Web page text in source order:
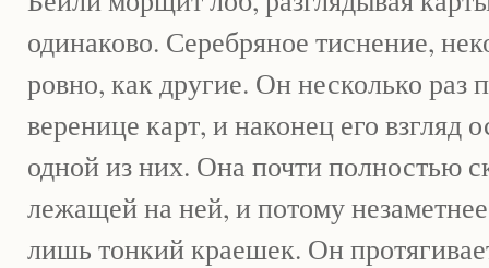
одинаково. Серебряное тиснение,
ровно, как другие. Он несколько раз
веренице карт, и наконец его взгляд
одной из них. Она почти полностью
лежащей на ней, и потому
лишь тонкий краешек. Он